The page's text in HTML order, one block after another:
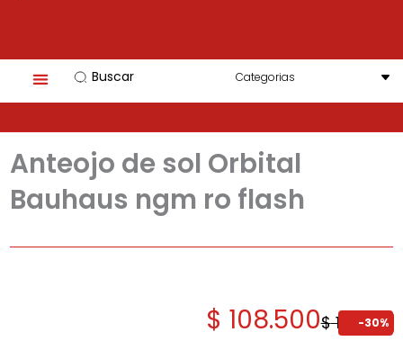
Search
Anteojo de sol Orbital
Bauhaus ngm ro flash
$155.000
El
precio
$ 108.500
El
precio
-30%